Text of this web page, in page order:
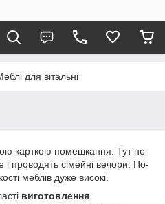
для вітальні
карткою помешкання. Тут не
і проводять сімейні вечори. По-
меблів дуже високі.
виготовлення